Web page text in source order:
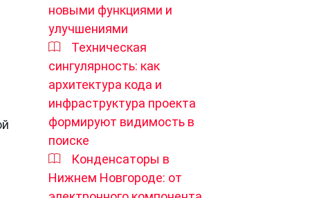
новыми функциями и
улучшениями
Техническая
сингулярность: как
архитектура кода и
инфраструктура проекта
формируют видимость в
поиске
Конденсаторы в
Нижнем Новгороде: от